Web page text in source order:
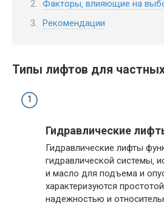
Факторы‚ влияющие на
Рекомендации
Типы лифтов для
Гидравлические
Гидравлические лифты
гидравлической системы‚
и масло для подъема и
характеризуются
надежностью и